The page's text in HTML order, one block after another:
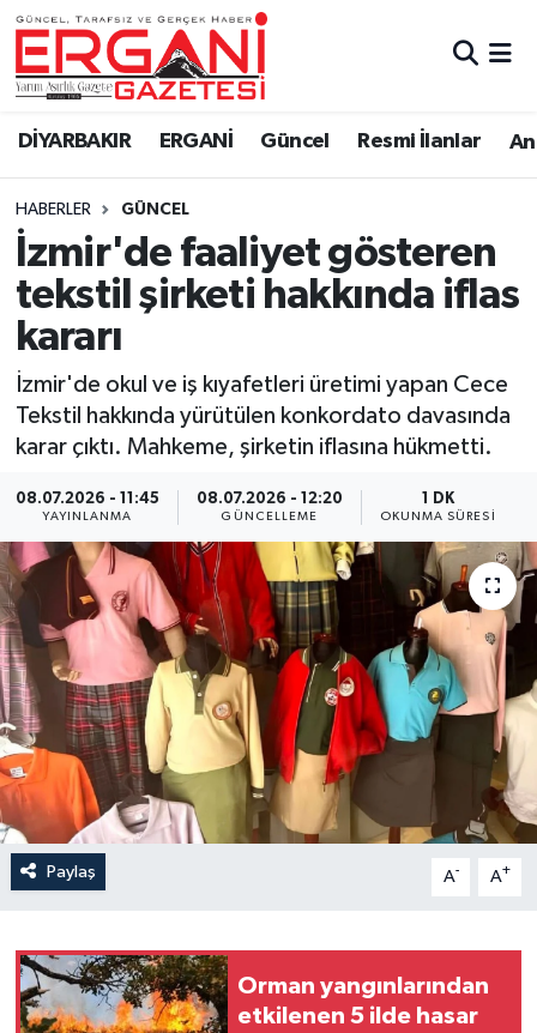
DİYARBAKIR ERGANİ Güncel Resmi İlanlar
HABERLER GÜNCEL
İzmir'de faaliyet gösteren
tekstil şirketi hakkında iflas
kararı
İzmir'de okul ve iş kıyafetleri üretimi yapan Cece
Tekstil hakkında yürütülen konkordato davasında
karar çıktı. Mahkeme, şirketin iflasına hükmetti.
08.07.2026 - 11:45
YAYINLANMA
08.07.2026 - 12:20
GÜNCELLEME
1 DK
OKUNMA SÜRESI
Paylaş A- A+
Orman yangınlarından
etkilenen 5 ilde hasar
DİYARBAKIR
BİSMİL
BAĞLAR
ERGANİ
Güncel
Eği̇ti̇m
Resmi İlanlar
Sağlık
Si̇yaset
Spor
Yaşam
Anali̇z
Bi̇li̇m & Teknoloji̇
Dünya
Eği̇ti̇m
Ergani Nöbetçi Eczaneler
Ergani Hava Durumu
Ergani Trafik Yoğunluk Haritası
Süper Lig Puan Durumu ve Fikstür
Tüm Manşetler
Son Dakika Haberleri
Haber Arşivi